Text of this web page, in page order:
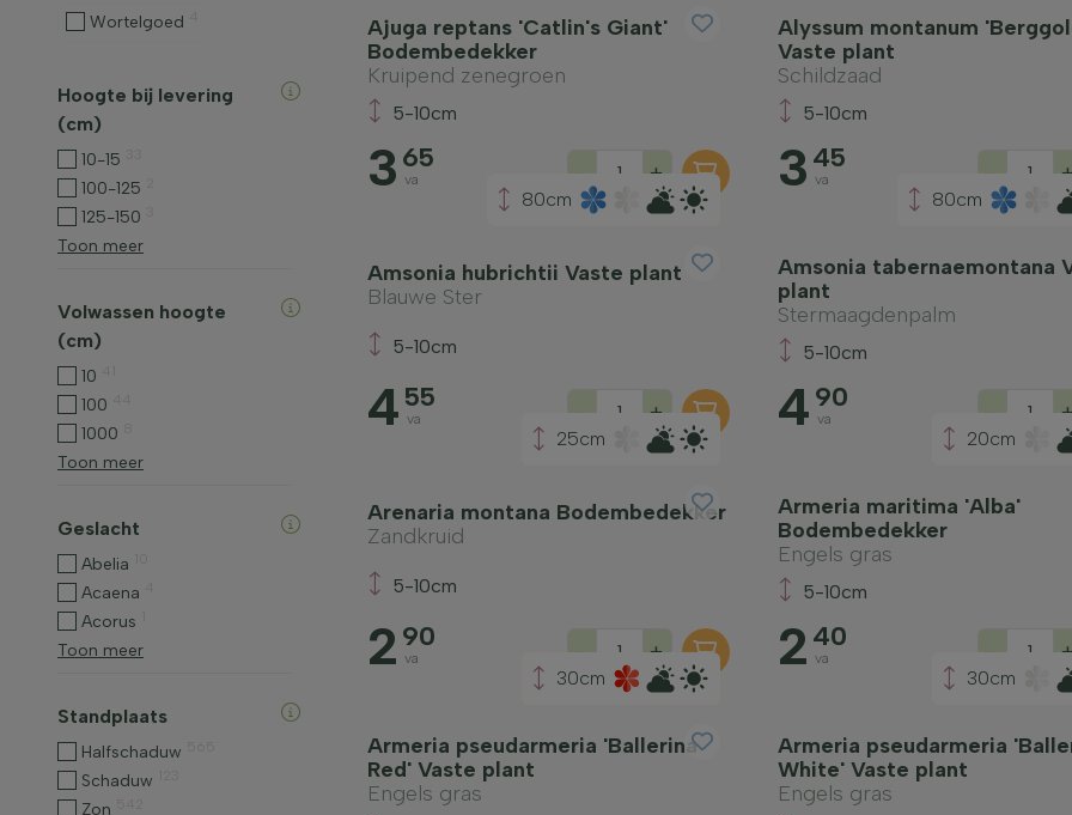
Wortelgoed
Hoogte bij levering
(cm)
10-15
100-125
125-150
Toon meer
Volwassen hoogte
(cm)
10
100
1000
Toon meer
Geslacht
Abelia
Acaena
Acorus
Toon meer
Standplaats
Halfschaduw
Schaduw
Zon
Ajuga reptans 'Catlin's Giant'
Bodembedekker
Kruipend zenegroen
5-10cm
3 65
va - +
Alyssum montanum
Vaste plant
Schildzaad
5-10cm
3 45
va -
80cm
Amsonia hubrichtii Vaste plant
Blauwe Ster
5-10cm
4 55
va - +
80cm
Amsonia tabernaemontana
plant
Stermaagdenpalm
5-10cm
4 90
va -
25cm
Arenaria montana Bodembedekker
Zandkruid
5-10cm
2 90
va - +
20cm
Armeria maritima 'Alba'
Bodembedekker
Engels gras
5-10cm
2 40
va -
30cm
Armeria pseudarmeria 'Ballerina
Red' Vaste plant
Engels gras
30cm
Armeria pseudarmeria
White' Vaste plant
Engels gras